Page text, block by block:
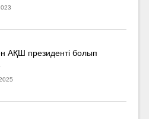
АҚШ президенті болып